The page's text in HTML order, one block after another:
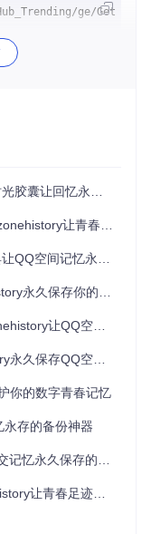
创建一个名为"GetQ
的程序文件。
间，确保这个工具
虚拟环境：
接着安装所需依
让回忆永不褪色
让青春足迹不再消失
空间记忆永久保存
存你的QQ空间时光
空间说说永久保存
保存QQ空间时光
你的数字青春记忆
存的备份神器
久保存的实用指南
青春足迹永不褪色